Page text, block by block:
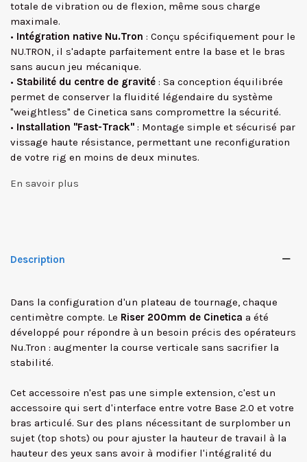
totale de vibration ou de flexion, même sous charge
maximale.
• Intégration native Nu.Tron : Conçu spécifiquement pour le
NU.TRON, il s'adapte parfaitement entre la base et le bras
sans aucun jeu mécanique.
• Stabilité du centre de gravité : Sa conception équilibrée
permet de conserver la fluidité légendaire du système
"weightless" de Cinetica sans compromettre la sécurité.
• Installation "Fast-Track" : Montage simple et sécurisé par
vissage haute résistance, permettant une reconfiguration
de votre rig en moins de deux minutes.
En savoir plus
Description
Dans la configuration d'un plateau de tournage, chaque
centimètre compte. Le Riser 200mm de Cinetica a été
développé pour répondre à un besoin précis des opérateurs
Nu.Tron : augmenter la course verticale sans sacrifier la
stabilité.
Cet accessoire n'est pas une simple extension, c'est un
accessoire qui sert d'interface entre votre Base 2.0 et votre
bras articulé. Sur des plans nécessitant de surplomber un
sujet (top shots) ou pour ajuster la hauteur de travail à la
hauteur des yeux sans avoir à modifier l'intégralité du
✕